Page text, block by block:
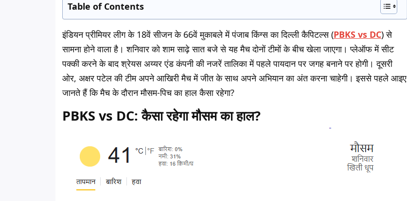
Table of Contents
इंडियन प्रीमियर लीग के 18वें सीजन के 66वें मुकाबले में पंजाब किंग्स का दिल्ली कैपिटल्स (PBKS vs DC) से
सामना होने वाला है। शनिवार को शाम साढ़े सात बजे से यह मैच दोनों टीमों के बीच खेला जाएगा। प्लेऑफ में सीट
पक्की करने के बाद श्रेयस अय्यर एंड कंपनी की नजरें तालिका में पहले पायदान पर जगह बनाने पर होगी। दूसरी
ओर, अक्षर पटेल की टीम अपने आखिरी मैच में जीत के साथ अपने अभियान का अंत करना चाहेगी। इससे पहले आइए
जानते हैं कि मैच के दौरान मौसम-पिच का हाल कैसा रहेगा?
PBKS vs DC: कैसा रहेगा मौसम का हाल?